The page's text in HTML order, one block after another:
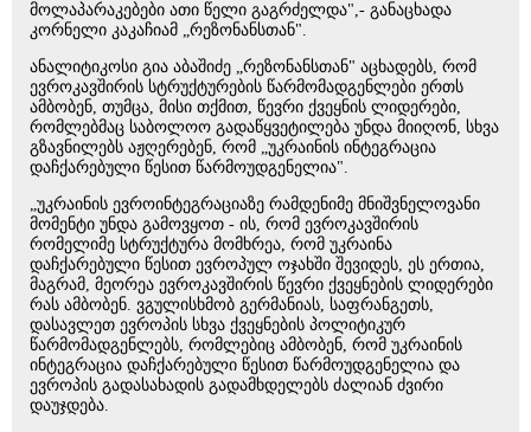
მოლაპარაკებები ათი წელი გაგრძელდა",- განაცხადა
კორნელი კაკაჩიამ „რეზონანსთან".
ანალიტიკოსი გია აბაშიძე „რეზონანსთან" აცხადებს, რომ
ევროკავშირის სტრუქტურების წარმომადგენლები ერთს
ამბობენ, თუმცა, მისი თქმით, წევრი ქვეყნის ლიდერები,
რომლებმაც საბოლოო გადაწყვეტილება უნდა მიიღონ, სხვა
გზავნილებს აჟღერებენ, რომ „უკრაინის ინტეგრაცია
დაჩქარებული წესით წარმოუდგენელია".
„უკრაინის ევროინტეგრაციაზე რამდენიმე მნიშვნელოვანი
მომენტი უნდა გამოვყოთ - ის, რომ ევროკავშირის
რომელიმე სტრუქტურა მომხრეა, რომ უკრაინა
დაჩქარებული წესით ევროპულ ოჯახში შევიდეს, ეს ერთია,
მაგრამ, მეორეა ევროკავშირის წევრი ქვეყნების ლიდერები
რას ამბობენ. ვგულისხმობ გერმანიას, საფრანგეთს,
დასავლეთ ევროპის სხვა ქვეყნების პოლიტიკურ
წარმომადგენლებს, რომლებიც ამბობენ, რომ უკრაინის
ინტეგრაცია დაჩქარებული წესით წარმოუდგენელია და
ევროპის გადასახადის გადამხდელებს ძალიან ძვირი
დაუჯდება.